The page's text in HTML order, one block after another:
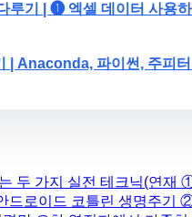
루기 | ❶ 엑셀 데이터 사용하
| Anaconda, 파이썬, 주피터
두 가지 실전 테크닉(연재
드로이드 코틀린 생명주기